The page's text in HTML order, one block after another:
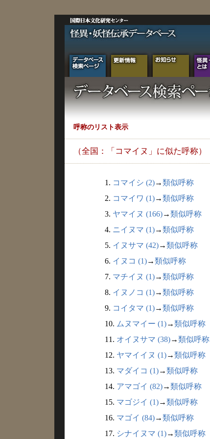
呼称のリスト表示
（全国：「コマイヌ」に似た呼称）
1. コマイシ (2)→類似呼称
2. コマイワ (1)→類似呼称
3. ヤマイヌ (166)→類似呼称
4. ニイヌマ (1)→類似呼称
5. イヌサマ (42)→類似呼称
6. イヌコ (1)→類似呼称
7. マチイヌ (1)→類似呼称
8. イヌノコ (1)→類似呼称
9. コイタマ (1)→類似呼称
10. ムヌマイー (1)→類似呼称
11. オイヌサマ (38)→類似呼称
12. ヤマイイヌ (1)→類似呼称
13. マダイコ (1)→類似呼称
14. アマゴイ (82)→類似呼称
15. マゴジイ (1)→類似呼称
16. マゴイ (84)→類似呼称
17. シナイヌマ (1)→類似呼称